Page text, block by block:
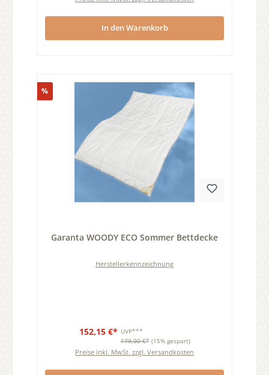
In den Warenkorb
%Rabatt
Garanta WOODY ECO Sommer Bettdecke
Herstellerkennzeichnung
152,15 €* UVP***
179,00 €* (15% gespart)
Preise inkl. MwSt. zzgl. Versandkosten